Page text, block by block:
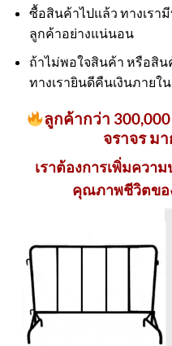
ซื้อสินค้าไปแล้ว ทางเรา
ลูกค้าอย่างแน่นอน
ถ้าไม่พอใจสินค้า หรือสิน
ทางเรายินดีคืนเงินภายใ
ลูกค้ากว่า
จราจร ม
เราต้องการเพิ่มควา
คุณภาพชีวิตขอ